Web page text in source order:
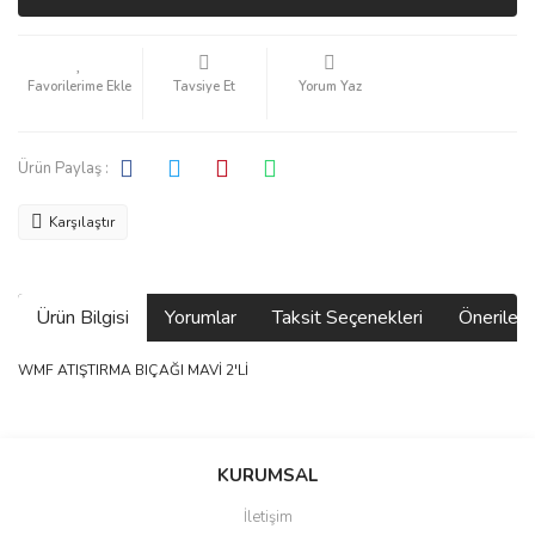
Tavsiye Et Yorum Yaz
Ürün Paylaş :
Karşılaştır
Ürün Bilgisi Yorumlar Taksit Seçenekleri
WMF ATIŞTIRMA BIÇAĞI MAVİ 2'Lİ
Bu ürüne ilk yorumu siz yapın!
KURUMSAL
İletişim